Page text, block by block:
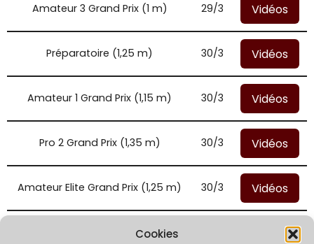
Cookies
Amateur 3 Grand Prix (1 m) 29/3 Vidéos
Préparatoire (1,25 m) 30/3 Vidéos
Amateur 1 Grand Prix (1,15 m) 30/3 Vidéos
Pro 2 Grand Prix (1,35 m) 30/3 Vidéos
Amateur Elite Grand Prix (1,25 m) 30/3 Vidéos
Amateur 2 Vitesse (1,05 m) Vidéos